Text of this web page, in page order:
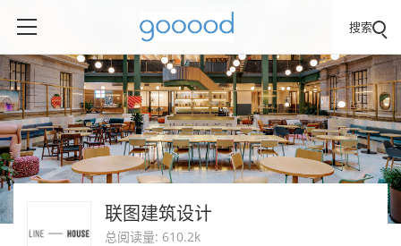
搜索
联图建筑设计
总阅读量: 610.2k